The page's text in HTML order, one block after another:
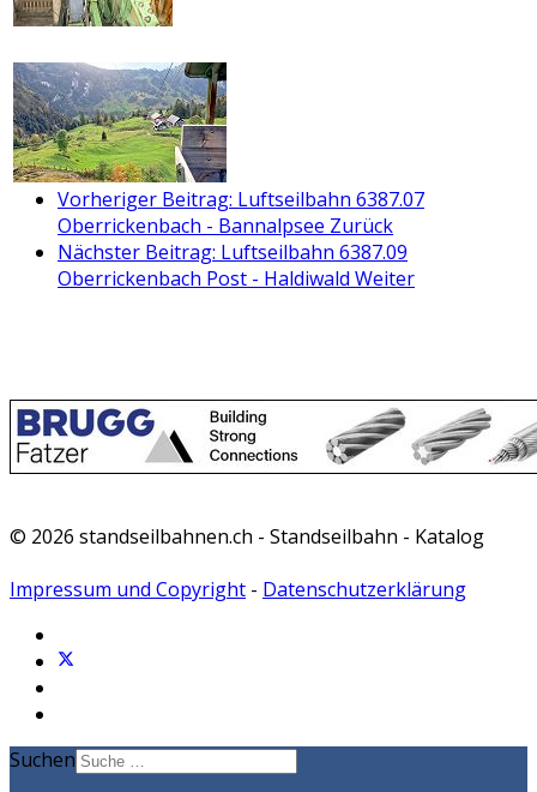
Vorheriger Beitrag: Luftseilbahn 6387.07
Oberrickenbach - Bannalpsee Zurück
Nächster Beitrag: Luftseilbahn 6387.09
Oberrickenbach Post - Haldiwald Weiter
© 2026 standseilbahnen.ch - Standseilbahn - Katalog
Impressum und Copyright - Datenschutzerklärung
Suchen